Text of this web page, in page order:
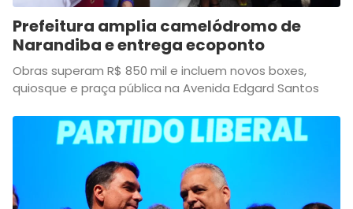
Prefeitura amplia camelódromo de
Narandiba e entrega ecoponto
Obras superam R$ 850 mil e incluem novos boxes,
quiosque e praça pública na Avenida Edgard Santos